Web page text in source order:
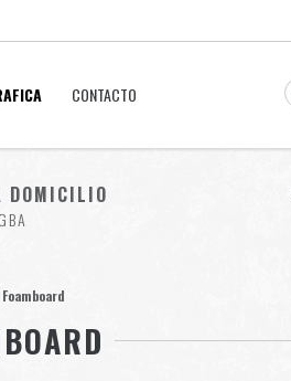
CONTACTO
DOMICILIO